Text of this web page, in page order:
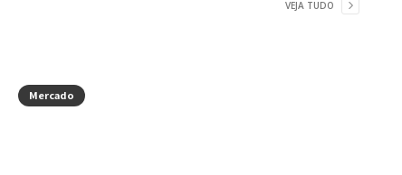
VEJA TUDO
Mercado